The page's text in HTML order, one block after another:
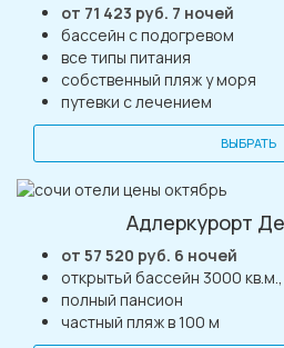
от 71 423 руб. 7 ночей
бассейн с подогревом
все типы питания
собственный пляж у моря
путевки с лечением
ВЫБРАТЬ
Адлеркурорт
от 57 520 руб. 6 ночей
открытьй бассейн 3000
полный пансион
частный пляж в 100 м